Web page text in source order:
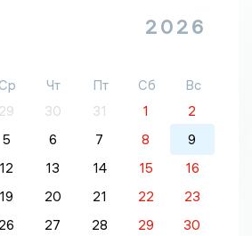
2026
Ср Чт Пт Сб
Вс
29 30 31 1
2
5 6 7 8
9
12 13 14 15
16
19 20 21 22
23
26 27 28 29
30